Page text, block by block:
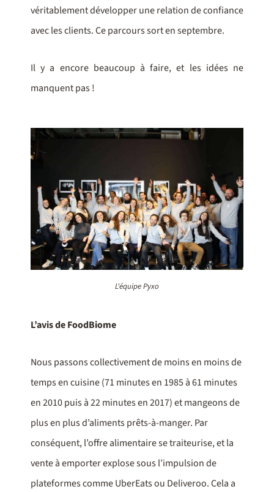
véritablement développer une relation de confiance
avec les clients. Ce parcours sort en septembre.
Il y a encore beaucoup à faire, et les idées ne
manquent pas !
L'équipe Pyxo
L’avis de FoodBiome
Nous passons collectivement de moins en moins de
temps en cuisine (71 minutes en 1985 à 61 minutes
en 2010 puis à 22 minutes en 2017) et mangeons de
plus en plus d’aliments prêts-à-manger. Par
conséquent, l’offre alimentaire se traiteurise, et la
vente à emporter explose sous l’impulsion de
plateformes comme UberEats ou Deliveroo. Cela a